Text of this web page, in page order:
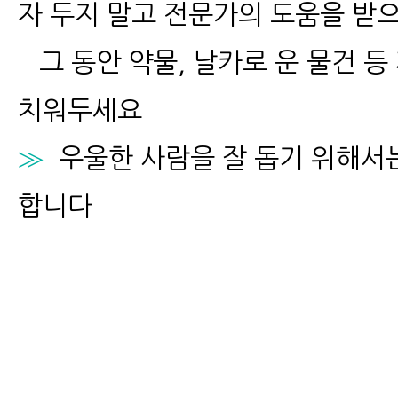
자 두지 말고 전문가의 도움을 받
그 동안 약물, 날카로 운 물건 등
치워두세요
≫ 우울한 사람을 잘 돕기 위해서
합니다